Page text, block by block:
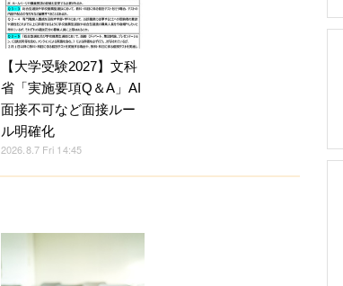
【大学受験2027】文科
省「実施要項Q＆A」AI
面接不可など面接ルー
ル明確化
2026.8.7 Fri 14:45